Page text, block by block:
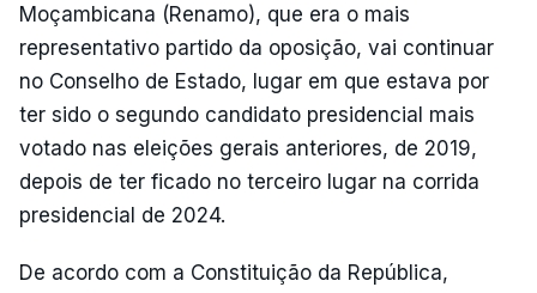
Moçambicana (Renamo), que era o mais
representativo partido da oposição, vai continuar
no Conselho de Estado, lugar em que estava por
ter sido o segundo candidato presidencial mais
votado nas eleições gerais anteriores, de 2019,
depois de ter ficado no terceiro lugar na corrida
presidencial de 2024.
De acordo com a Constituição da República,